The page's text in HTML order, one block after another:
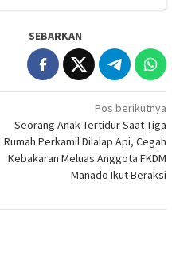
SEBARKAN
Pos berikutnya
Seorang Anak Tertidur Saat Tiga
Rumah Perkamil Dilalap Api, Cegah
Kebakaran Meluas Anggota FKDM
Manado Ikut Beraksi